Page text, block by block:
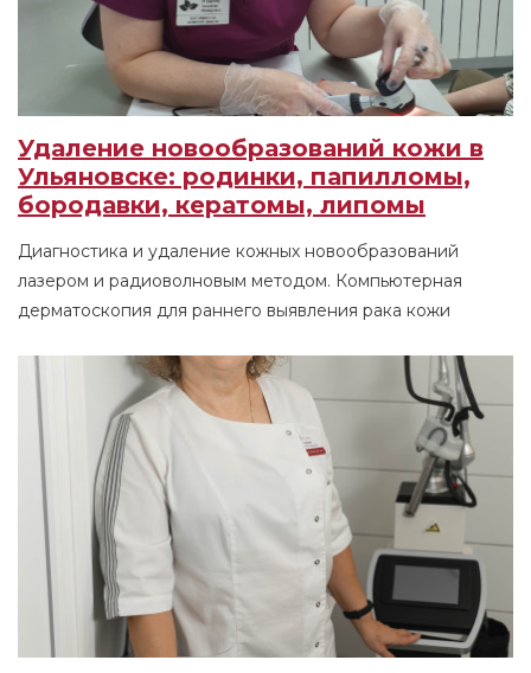
Удаление новообразований кожи в
Ульяновске: родинки, папилломы,
бородавки, кератомы, липомы
Диагностика и удаление кожных новообразований
лазером и радиоволновым методом. Компьютерная
дерматоскопия для раннего выявления рака кожи